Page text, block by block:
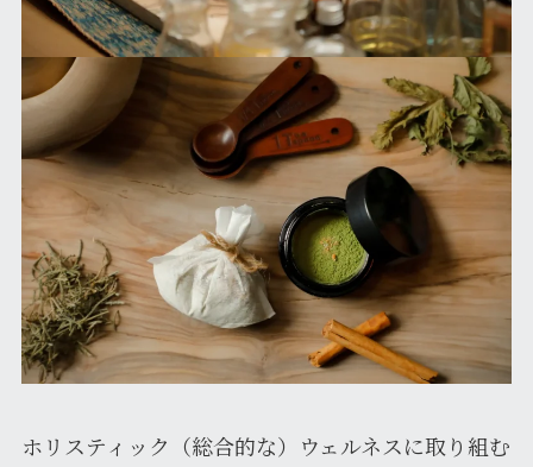
ホリスティック（総合的な）ウェルネスに取り組む